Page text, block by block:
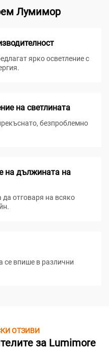
Лумимор
ярко осветление с
на светлината
безпроблемно
на дължината на
отговаря на всяко
се впише в различни
ОТЗИВИ
за Lumimore